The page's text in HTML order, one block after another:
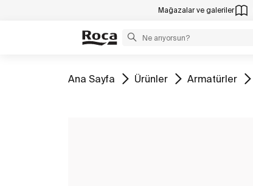
Mağazalar ve galeriler
Tüm
Ana Sayfa Tüm
Ürünler Tüm
Armatürler